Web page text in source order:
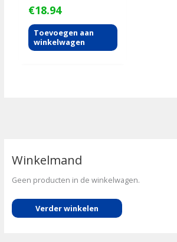
€18.94
Toevoegen aan
winkelwagen
Winkelmand
Geen producten in de winkelwagen.
Verder winkelen